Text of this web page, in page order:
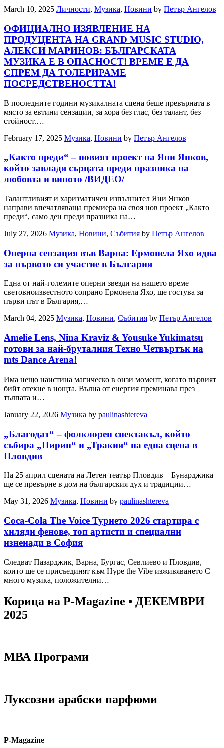
March 10, 2025 Личности, Музика, Новини by Петър Ангелов
ОФИЦИАЛНО ИЗЯВЛЕНИЕ НА
ПРОДУЦЕНТА НА GRAND MUSIC STUDIO,
АЛЕКСИ МАРИНОВ: БЪЛГАРСКАТА
МУЗИКА Е В ОПАСНОСТ! ВРЕМЕ Е ДА
СПРЕМ ДА ТОЛЕРИРАМЕ
ПОСРЕДСТВЕНОСТТА!
В последните години музикалната сцена беше превърната в
място за евтини сензации, за хора без глас, без талант, без
стойност.…
February 17, 2025 Музика, Новини by Петър Ангелов
„Както преди“ – новият проект на Яни Янков,
който завладя сърцата преди празника на
любовта и виното /ВИДЕО/
Талантливият и харизматичен изпълнител Яни Янков
направи впечатляваща премиера на своя нов проект „Както
преди“, само ден преди празника на…
July 27, 2026 Музика, Новини, Събития by Петър Ангелов
Оперна сензация във Варна: Ермонела Яхо идва
за първото си участие в България
Една от най-големите оперни звезди на нашето време –
световноизвестното сопрано Ермонела Яхо, ще гостува за
първи път в България,…
March 04, 2025 Музика, Новини, Събития by Петър Ангелов
Amelie Lens, Nina Kraviz & Yousuke Yukimatsu
готови за най-бруталния Техно Четвъртък на
mts Dance Arena!
Има нещо наистина магическо в онзи момент, когато първият
бийт отекне в нощта. Вълна от енергия преминава през
тълпата и…
January 22, 2026 Музика by paulinashtereva
„Благодат“ – фолклорен спектакъл, който
събира „Пирин“ и „Тракия“ на една сцена в
Пловдив
На 25 април сцената на Летен театър Пловдив – Бунарджика
ще се превърне в дом на българския дух и традиции…
May 31, 2026 Музика, Новини by paulinashtereva
Coca-Cola The Voice Турнето 2026 стартира с
хиляди фенове, топ артисти и специални
изненади в София
Следват Пазарджик, Варна, Бургас, Севлиево и Пловдив,
които ще се присъединят към Hype the Vibe изживяването С
много музика, положителни…
Корица на P-Magazine • ДЕКЕМВРИ
2025
МВА Програми
Луксозни арабски парфюми
P-Magazine